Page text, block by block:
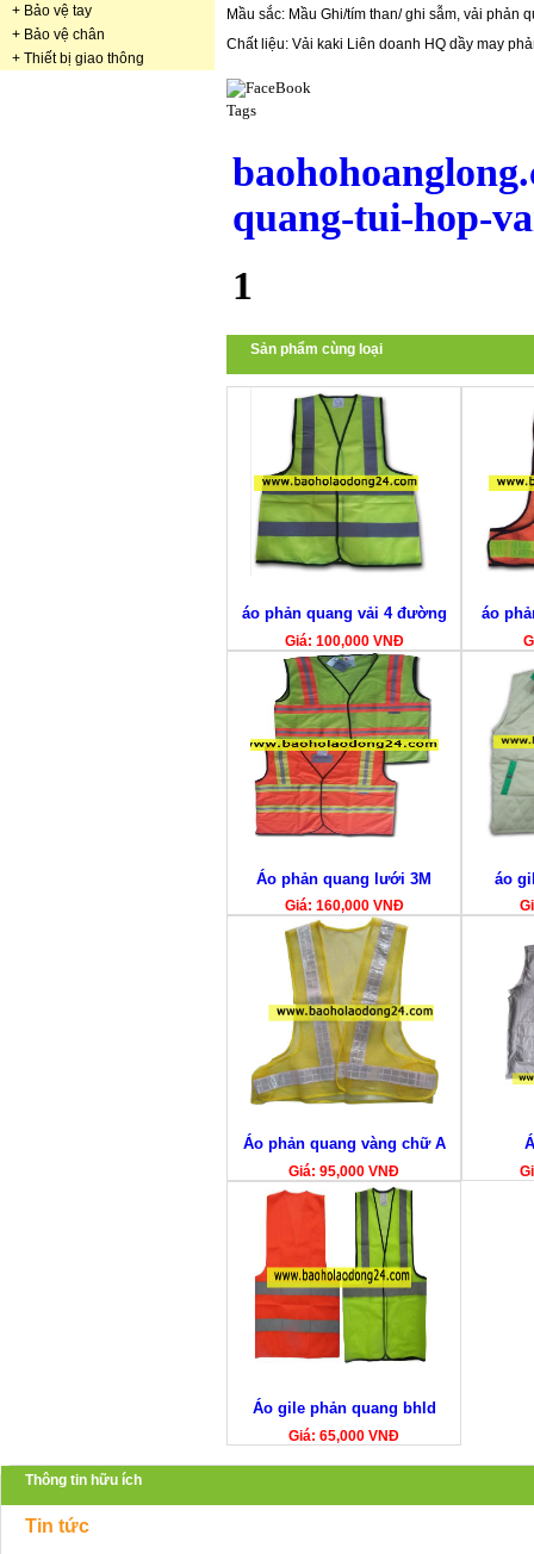
+ Bảo vệ tay
+ Bảo vệ chân
+ Thiết bị giao thông
Mầu sắc: Mầu Ghi/tím than/ ghi sẫm, vải phản
Chất liệu: Vải kaki Liên doanh HQ dầy may
Tags
quang-tui-hop-
1
Sản phẩm cùng loại
áo phản quang vải 4 đường
Giá: 100,000 VNĐ
áo
Áo phản quang lưới 3M
Giá: 160,000 VNĐ
áo
Áo phản quang vàng chữ A
Giá: 95,000 VNĐ
Áo gile phản quang bhld
Giá: 65,000 VNĐ
Thông tin hữu ích
Tin tức